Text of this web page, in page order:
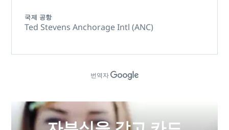
국제 공항
Ted Stevens Anchorage Intl (ANC)
번역자